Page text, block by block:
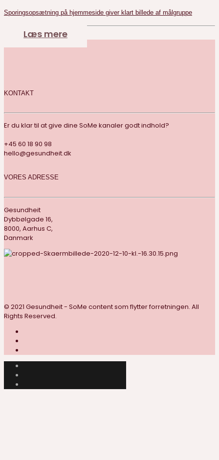
Sporingsopsætning på hjemmeside giver klart billede af målgruppe
Læs mere
KONTAKT
Er du klar til at give dine SoMe kanaler godt indhold?
+45 60 18 90 98
hello@gesundheit.dk
VORES ADRESSE
Gesundheit
Dybbølgade 16,
8000, Aarhus C,
Danmark
© 2021 Gesundheit - SoMe content som flytter forretningen. All
Rights Reserved.